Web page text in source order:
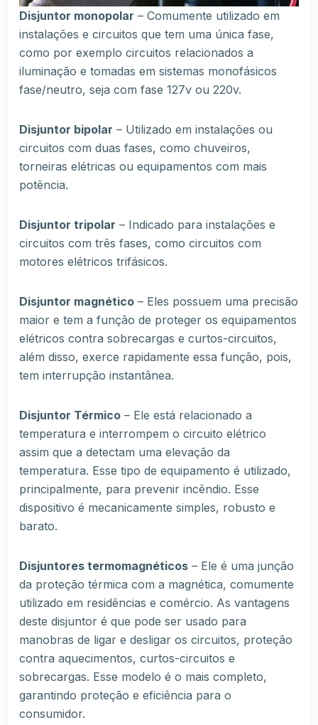
Disjuntor monopolar – Comumente utilizado em
instalações e circuitos que tem uma única fase,
como por exemplo circuitos relacionados a
iluminação e tomadas em sistemas monofásicos
fase/neutro, seja com fase 127v ou 220v.
Disjuntor bipolar – Utilizado em instalações ou
circuitos com duas fases, como chuveiros,
torneiras elétricas ou equipamentos com mais
potência.
Disjuntor tripolar – Indicado para instalações e
circuitos com três fases, como circuitos com
motores elétricos trifásicos.
Disjuntor magnético – Eles possuem uma precisão
maior e tem a função de proteger os equipamentos
elétricos contra sobrecargas e curtos-circuitos,
além disso, exerce rapidamente essa função, pois,
tem interrupção instantânea.
Disjuntor Térmico – Ele está relacionado a
temperatura e interrompem o circuito elétrico
assim que a detectam uma elevação da
temperatura. Esse tipo de equipamento é utilizado,
principalmente, para prevenir incêndio. Esse
dispositivo é mecanicamente simples, robusto e
barato.
Disjuntores termomagnéticos – Ele é uma junção
da proteção térmica com a magnética, comumente
utilizado em residências e comércio. As vantagens
deste disjuntor é que pode ser usado para
manobras de ligar e desligar os circuitos, proteção
contra aquecimentos, curtos-circuitos e
sobrecargas. Esse modelo é o mais completo,
garantindo proteção e eficiência para o
consumidor.